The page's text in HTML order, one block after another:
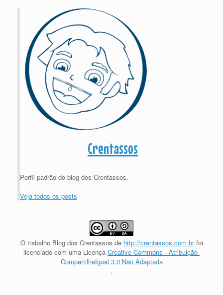
Crentassos
Perfil padrão do blog dos Crentassos.
Veja todos os posts
O trabalho Blog dos Crentassos de http://crentassos.com.brfoi
licenciado com uma Licença Creative Commons - Atribuição-
CompartilhaIgual 3.0 Não Adaptada
.